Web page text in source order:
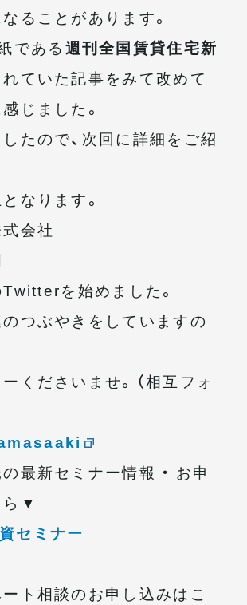
ることがあります。
である週刊全国賃貸住宅新
ていた記事をみて改めて
じました。
たので、次回に詳細をご紹
なります。
会社
を始めました。
つぶやきをしていますの
くださいませ。（相互フォ
最新セミナー情報 ・ お申
ら▼
ト相談のお申し込みはこ